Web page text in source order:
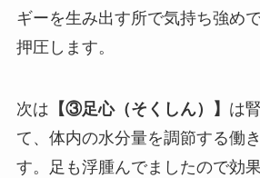
ギーを生み出す所で気持ち強め
押圧します。
次は 【③足心（そくしん）】 は
て、体内の水分量を調節する働
す。足も浮腫んでましたので効